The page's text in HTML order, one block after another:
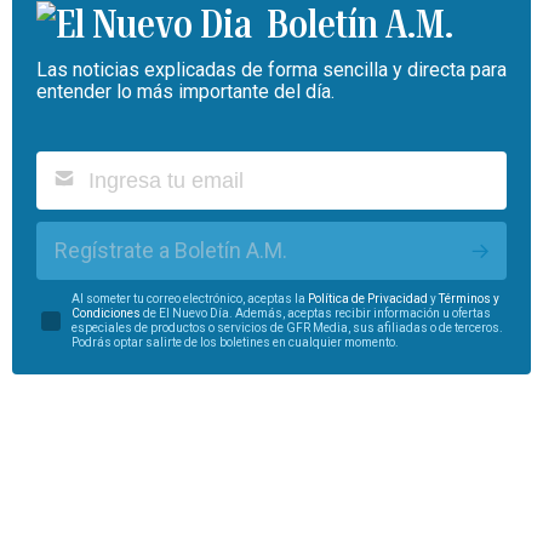
Boletín A.M.
Las noticias explicadas de forma sencilla y directa para
entender lo más importante del día.
Regístrate a Boletín A.M.
Al someter tu correo electrónico, aceptas la Política de Privacidad yTérminos y
Condiciones de El Nuevo Día. Además, aceptas recibir información u ofertas
especiales de productos o servicios de GFR Media, sus afiliadas o de terceros.
Podrás optar salirte de los boletines en cualquier momento.